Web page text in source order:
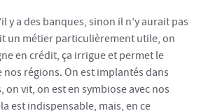
y a des banques, sinon il n’y aurait pas
un métier particulièrement utile, on
en crédit, ça irrigue et permet le
régions. On est implantés dans
vit, on est en symbiose avec nos
est indispensable, mais, en ce